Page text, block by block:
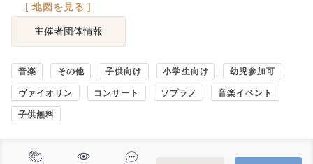
[ 地図を見る ]
主催者団体情報
音楽 その他 子供向け 小学生向け 幼児参加可
ヴァイオリン コンサート ソプラノ 音楽イベント
子供無料